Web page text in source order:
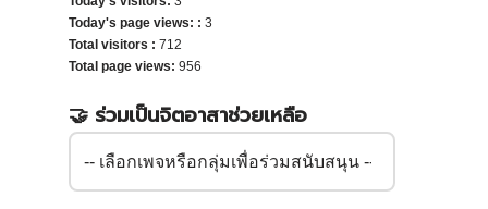
Today's page views: : 3
Total visitors : 712
Total page views: 956
🤝 ร่วมเป็นจิตอาสาช่วยเหลือ